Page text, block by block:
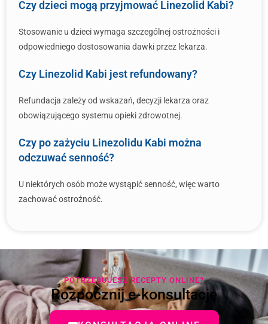
Czy dzieci mogą przyjmować Linezolid Kabi?
Stosowanie u dzieci wymaga szczególnej ostrożności i
odpowiedniego dostosowania dawki przez lekarza.
Czy Linezolid Kabi jest refundowany?
Refundacja zależy od wskazań, decyzji lekarza oraz
obowiązującego systemu opieki zdrowotnej.
Czy po zażyciu Linezolidu Kabi można
odczuwać senność?
U niektórych osób może wystąpić senność, więc warto
zachować ostrożność.
POTRZEBUJESZ RECEPTY ONLINE?
Rozpocznij e-konsultację